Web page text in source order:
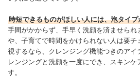
時短できるものがほしい人には、泡タイ
手間がかからず、手早く洗顔を済ませられ
や、子育てで時間をかけられない人は要チ
視するなら、クレンジング機能つきのアイ
レンジングと洗顔を一度にでき、スキン
す。